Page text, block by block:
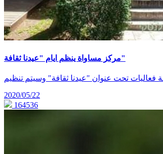
مركز مساواة ينظم ايام "عيدنا ثقافة"
2020/05/22
164536